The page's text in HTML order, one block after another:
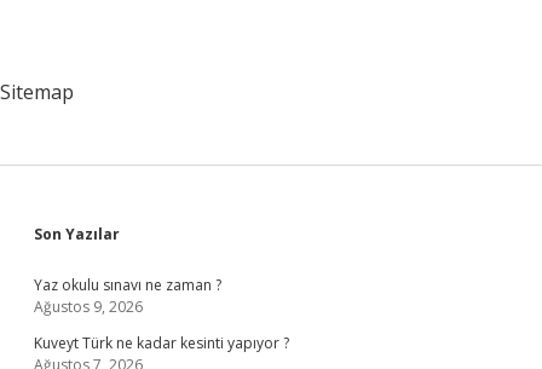
Sitemap
Sidebar
Son Yazılar
Yaz okulu sınavı ne zaman ?
Ağustos 9, 2026
Kuveyt Türk ne kadar kesinti yapıyor ?
Ağustos 7, 2026